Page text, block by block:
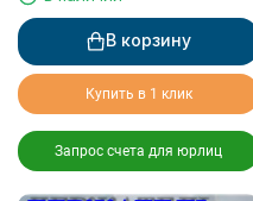
В корзину
Купить в 1 клик
Запрос счета для юрлиц